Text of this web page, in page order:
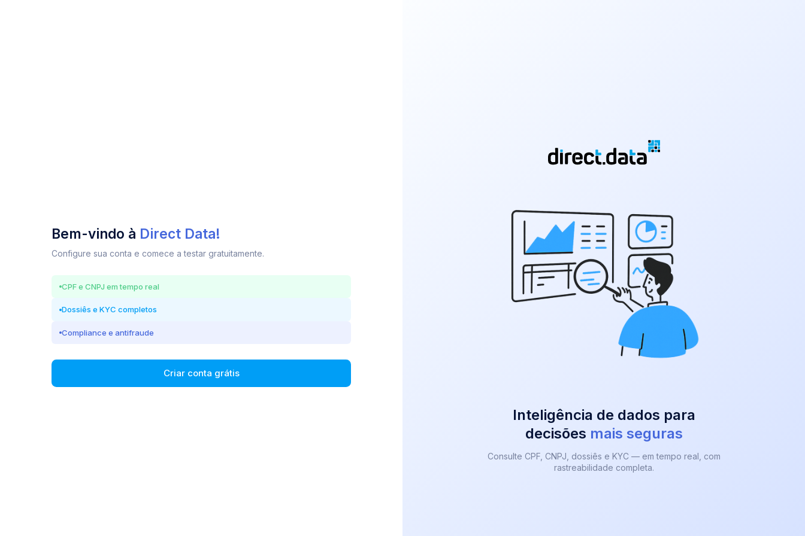
Bem-vindo à Direct Data!
Configure sua conta e comece a testar gratuitamente.
CPF e CNPJ em tempo real
Dossiês e KYC completos
Compliance e antifraude
Criar conta grátis
Inteligência de dados para
decisões mais seguras
Consulte CPF, CNPJ, dossiês e KYC — em tempo real, com
rastreabilidade completa.